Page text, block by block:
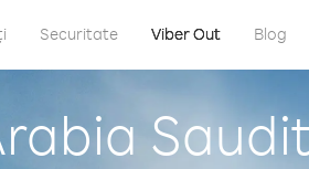
Securitate Viber Out Blog